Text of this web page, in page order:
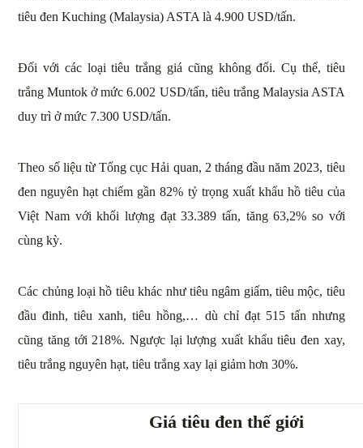
tiêu đen Kuching (Malaysia) ASTA là 4.900 USD/tấn.
Đối với các loại tiêu trắng giá cũng không đổi. Cụ thể, tiêu
trắng Muntok ở mức 6.002 USD/tấn, tiêu trắng Malaysia ASTA
duy trì ở mức 7.300 USD/tấn.
Theo số liệu từ Tổng cục Hải quan, 2 tháng đầu năm 2023, tiêu
đen nguyên hạt chiếm gần 82% tỷ trọng xuất khẩu hồ tiêu của
Việt Nam với khối lượng đạt 33.389 tấn, tăng 63,2% so với
cùng kỳ.
Các chủng loại hồ tiêu khác như tiêu ngâm giấm, tiêu mộc, tiêu
đầu đinh, tiêu xanh, tiêu hồng,… dù chỉ đạt 515 tấn nhưng
cũng tăng tới 218%. Ngược lại lượng xuất khẩu tiêu đen xay,
tiêu trắng nguyên hạt, tiêu trắng xay lại giảm hơn 30%.
Giá tiêu đen thế giới